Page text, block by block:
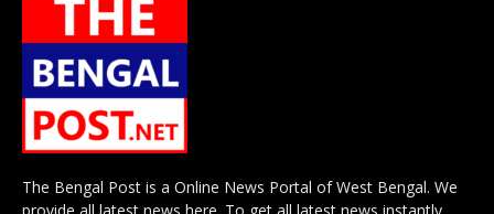
The Bengal Post is a Online News Portal of West Bengal. We